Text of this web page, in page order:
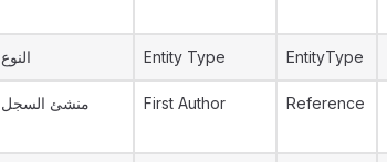
النوع Entity Type EntityType
منشئ السجل First Author Reference